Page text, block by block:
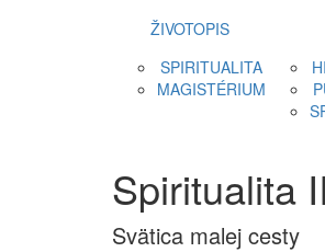
ŽIVOTOPIS
SPIRITUALITA
MAGISTÉRIUM
Spiritualita II
Svätica malej cesty